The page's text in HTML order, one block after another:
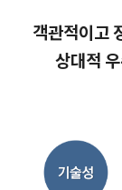
객관적이고
상대적